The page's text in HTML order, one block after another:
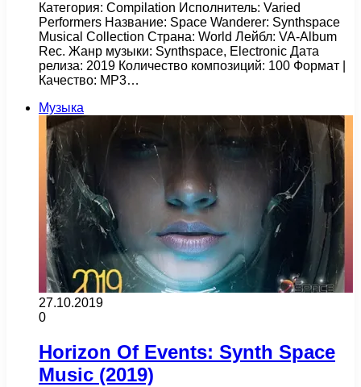
Категория: Compilation Исполнитель: Varied
Performers Название: Space Wanderer: Synthspace
Musical Collection Страна: World Лейбл: VA-Album
Rec. Жанр музыки: Synthspace, Electronic Дата
релиза: 2019 Количество композиций: 100 Формат |
Качество: MP3…
Музыка
27.10.2019
0
Horizon Of Events: Synth Space
Music (2019)